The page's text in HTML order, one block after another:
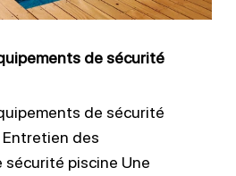
de sécurité
de sécurité
des
piscine Une